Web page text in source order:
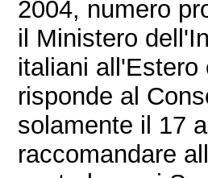
2004, numero
il Ministero
italiani
risponde al
solamente il 17
raccomandare